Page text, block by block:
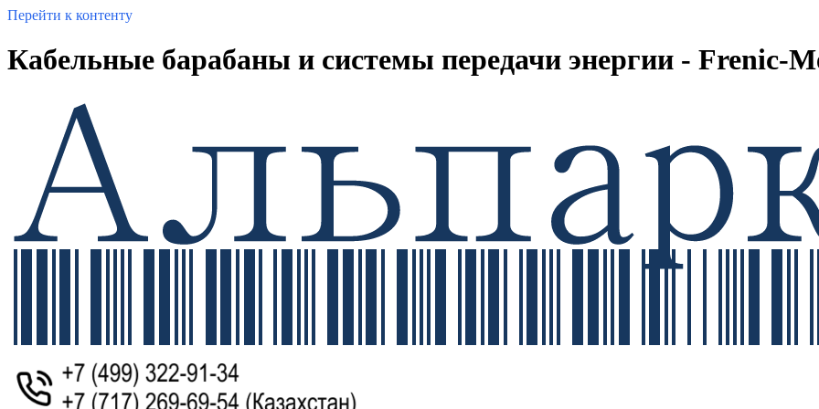
Перейти к контенту
Кабельные барабаны и системы передачи энергии - Frenic-